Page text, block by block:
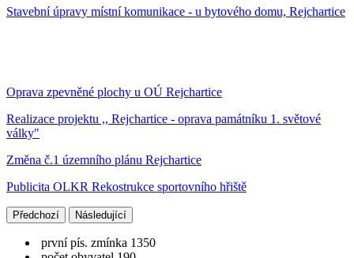
Stavební úpravy místní komunikace - u bytového domu, Rejchartice
Oprava zpevněné plochy u OÚ Rejchartice
Realizace projektu ,, Rejchartice - oprava památníku 1. světové
války"
Změna č.1 územního plánu Rejchartice
Publicita OLKR Rekostrukce sportovního hřiště
Předchozí Následující
první pís. zmínka 1350